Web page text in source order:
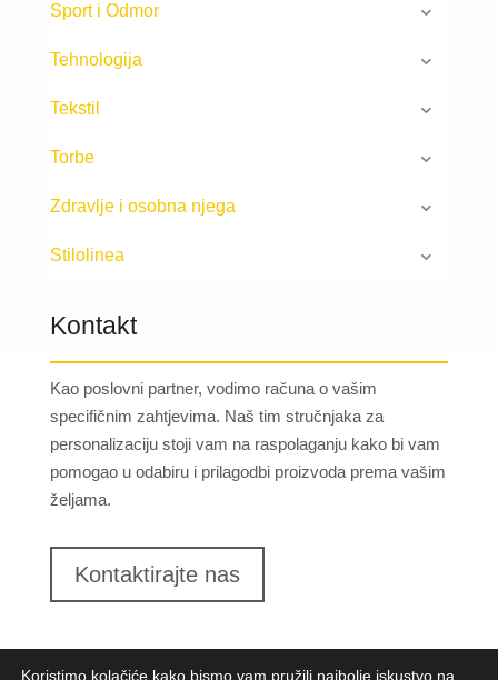
Sport i Odmor
Tehnologija
Tekstil
Torbe
Zdravlje i osobna njega
Stilolinea
Kontakt
Kao poslovni partner, vodimo računa o vašim
specifičnim zahtjevima. Naš tim stručnjaka za
personalizaciju stoji vam na raspolaganju kako bi vam
pomogao u odabiru i prilagodbi proizvoda prema vašim
željama.
Kontaktirajte nas
Koristimo kolačiće kako bismo vam pružili najbolje iskustvo na